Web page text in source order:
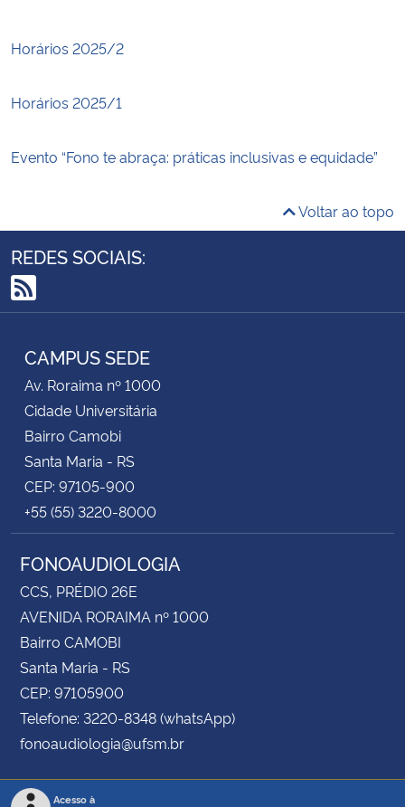
Horários 2025/2
Horários 2025/1
Evento “Fono te abraça: práticas inclusivas e equidade”
Voltar ao topo
REDES SOCIAIS:
RSS
CAMPUS SEDE
Av. Roraima nº 1000
Cidade Universitária
Bairro Camobi
Santa Maria - RS
CEP: 97105-900
+55 (55) 3220-8000
FONOAUDIOLOGIA
CCS, PRÉDIO 26E
AVENIDA RORAIMA nº 1000
Bairro CAMOBI
Santa Maria - RS
CEP: 97105900
Telefone: 3220-8348 (whatsApp)
fonoaudiologia@ufsm.br
Acesso à